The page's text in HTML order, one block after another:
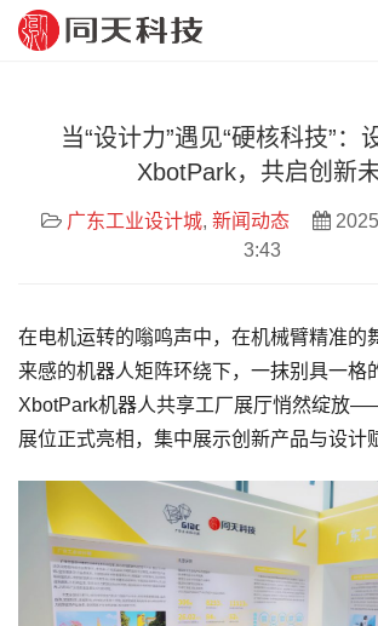
当“设计力”遇见“硬核科技”：
XbotPark，共启创新
广东工业设计城, 新闻动态
3:43
在电机运转的嗡鸣声中，在机械臂精准的
来感的机器人矩阵环绕下，一抹别具一格
XbotPark机器人共享工厂展厅悄然绽放
展位正式亮相，集中展示创新产品与设计